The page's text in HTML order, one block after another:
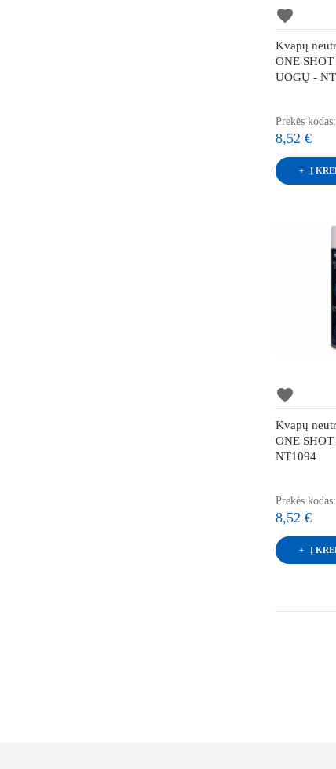
favorite
Kvapų
ONE
UOGŲ -
Prekės
8,52 €
Į
favorite
Kvapų
ONE
NT1094
Prekės
8,52 €
Į